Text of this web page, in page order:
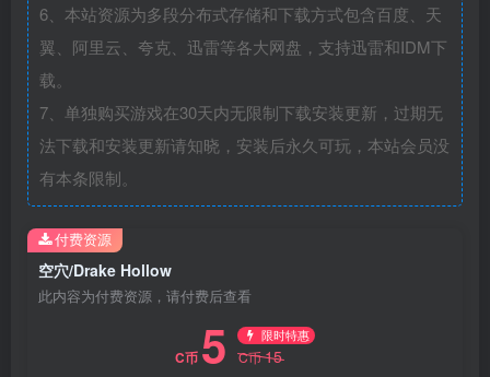
6、本站资源为多段分布式存储和下载方式包含百度、天
翼、阿里云、夸克、迅雷等各大网盘，支持迅雷和IDM下
载。
7、单独购买游戏在30天内无限制下载安装更新，过期无
法下载和安装更新请知晓，安装后永久可玩，本站会员没
有本条限制。
空穴/Drake Hollow
此内容为付费资源，请付费后查看
C币 5 限时特惠
C币15
付费资源